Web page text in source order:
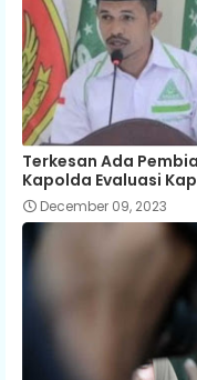
Terkesan Ada
Kapolda Evaluasi
December 09, 2023